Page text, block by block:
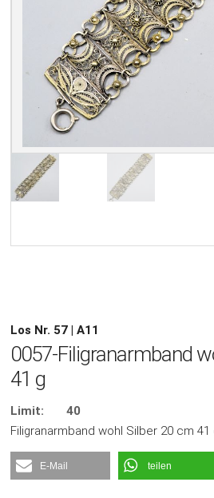
Los Nr. 57 | A11
0057-Filigranarmband
41 g
Limit:
40
Filigranarmband wohl Silber 20 cm 41
E-Mail teilen